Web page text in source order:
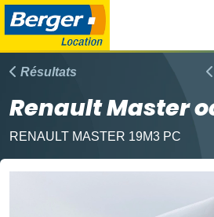
Résultats
Renault Master
RENAULT MASTER 19M3 PC